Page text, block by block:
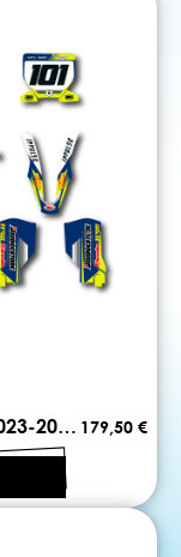
MX Grafiche HUSQVARNA 250 TC 2023-2024 LINE 179,50 €